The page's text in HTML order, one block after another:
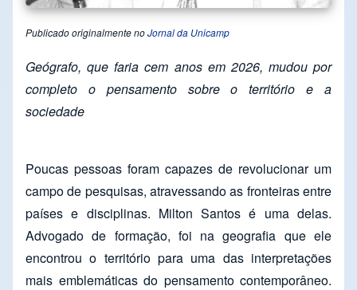
Publicado originalmente noJornal da Unicamp
Geógrafo, que faria cem anos em 2026, mudou por
completo o pensamento sobre o território e a
sociedade
Poucas pessoas foram capazes de revolucionar um
campo de pesquisas, atravessando as fronteiras entre
países e disciplinas. Milton Santos é uma delas.
Advogado de formação, foi na geografia que ele
encontrou o território para uma das interpretações
mais emblemáticas do pensamento contemporâneo.